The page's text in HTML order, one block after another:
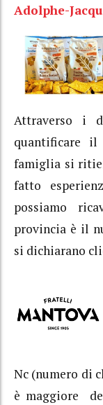
Adolphe-
Attraverso i
quantificare
famiglia si
fatto
possiamo
provincia è il
si dichiarano
Nc (numero di
è maggiore